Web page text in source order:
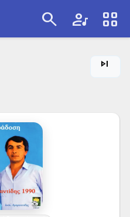
search artist view_cozy
skip_next